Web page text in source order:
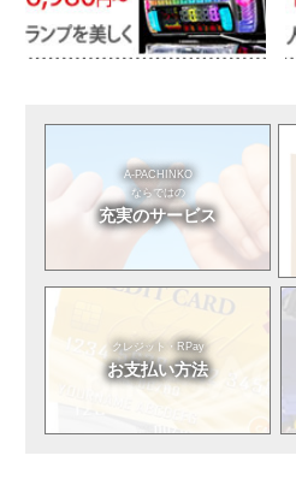
A-PACHINKO
ならではの
充実のサービス
クレジット・RPay
お支払い方法